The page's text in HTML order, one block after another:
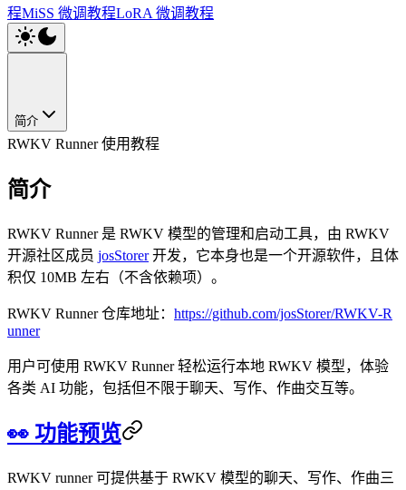
程MiSS 微调教程LoRA 微调教程
简介
RWKV Runner 使用教程
简介
RWKV Runner 是 RWKV 模型的管理和启动工具，由 RWKV
开源社区成员 josStorer开发，它本身也是一个开源软件，且体
积仅 10MB 左右（不含依赖项）。
RWKV Runner 仓库地址： https://github.com/josStorer/RWKV-R
unner
用户可使用 RWKV Runner 轻松运行本地 RWKV 模型，体验
各类 AI 功能，包括但不限于聊天、写作、作曲交互等。
👀 功能预览
RWKV runner 可提供基于 RWKV 模型的聊天、写作、作曲三